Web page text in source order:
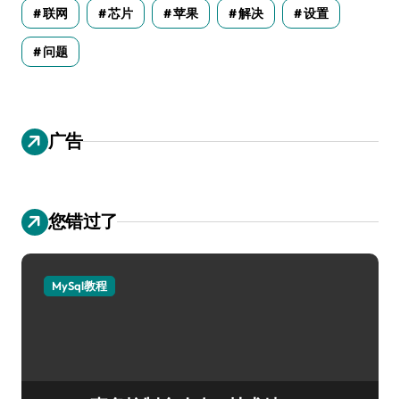
联网 芯片 苹果 解决 设置
问题
广告
您错过了
MySql教程